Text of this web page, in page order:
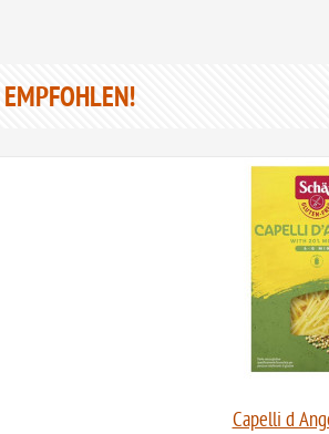
Capelli d